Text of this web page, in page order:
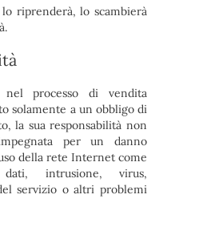
riprenderà, lo scambierà
processo di vendita
solamente a un obbligo di
la sua responsabilità non
per un danno
della rete Internet come
intrusione, virus,
servizio o altri problemi